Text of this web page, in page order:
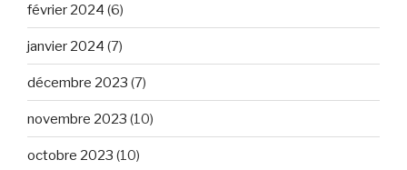
février 2024 (6)
janvier 2024 (7)
décembre 2023 (7)
novembre 2023 (10)
octobre 2023 (10)